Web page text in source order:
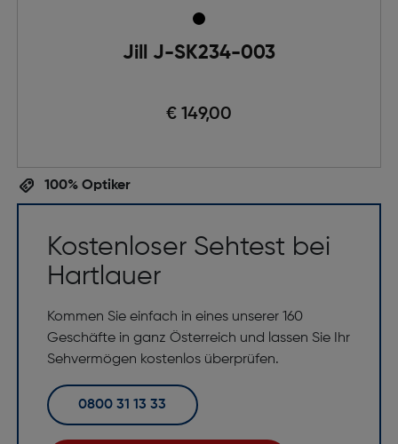
Jill J-SK234-003
€ 149,00
100% Optiker
Kostenloser Sehtest bei
Hartlauer
Kommen Sie einfach in eines unserer 160
Geschäfte in ganz Österreich und lassen Sie Ihr
Sehvermögen kostenlos überprüfen.
0800 31 13 33